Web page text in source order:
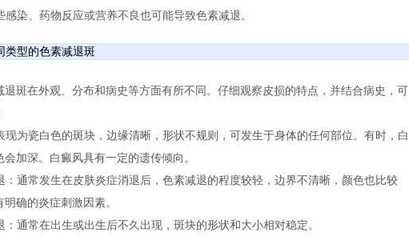
感染、药物反应或营养不良也可能导致色素减退。
类型的色素减退斑
退斑在外观、分布和病史等方面有所不同。仔细观察皮损的特点，并结合病史，可
现为瓷白色的斑块，边缘清晰，形状不规则，可发生于身体的任何部位。有时，白
加深。白癜风具有一定的遗传倾向。
：通常发生在皮肤炎症消退后，色素减退的程度较轻，边界不清晰，颜色也比较
确的炎症刺激因素。
：通常在出生或出生后不久出现，斑块的形状和大小相对稳定。